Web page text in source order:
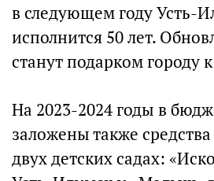
в следующем году Усть-
исполнится 50 лет.
станут подарком городу
На 2023-2024 годы в
заложены также
двух детских садах: